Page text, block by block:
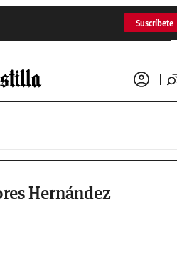
Suscríbete
Hernández